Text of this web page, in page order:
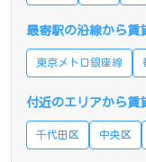
最寄駅の沿線から賃
東京メトロ銀座線
付近のエリアから賃
千代田区 中央区